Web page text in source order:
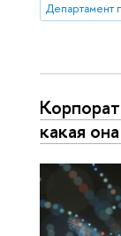
Департамент
какая